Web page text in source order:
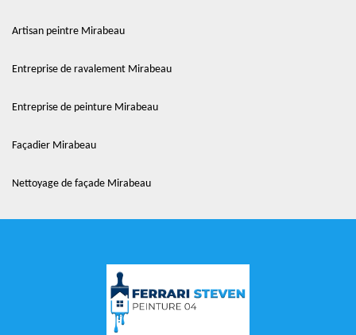
Artisan peintre Mirabeau
Entreprise de ravalement Mirabeau
Entreprise de peinture Mirabeau
Façadier Mirabeau
Nettoyage de façade Mirabeau